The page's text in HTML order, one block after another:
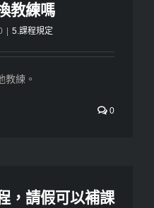
教練嗎
5.課程規定
教練。
0
，請假可以補課